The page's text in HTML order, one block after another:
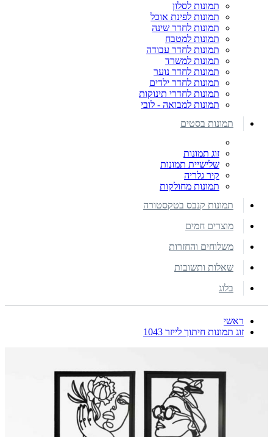
תמונות לסלון
תמונות לפינת אוכל
תמונות לחדר שינה
תמונות למטבח
תמונות לחדר עבודה
תמונות למשרד
תמונות לחדר נוער
תמונות לחדר ילדים
תמונות לחדרי תינוקות
תמונות למבואה - לובי
תמונות בסטים
זוג תמונות
שלישיית תמונות
קיר גלריה
תמונות מחולקות
תמונות קנבס בטקסטורה
מוצרים חמים
משלוחים והחזרות
שאלות ותשובות
בלוג
ראשי
זוג תמונות חיתוך לייזר 1043